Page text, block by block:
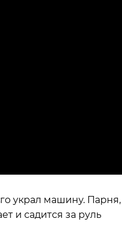
украл машину. Парня,
и садится за руль